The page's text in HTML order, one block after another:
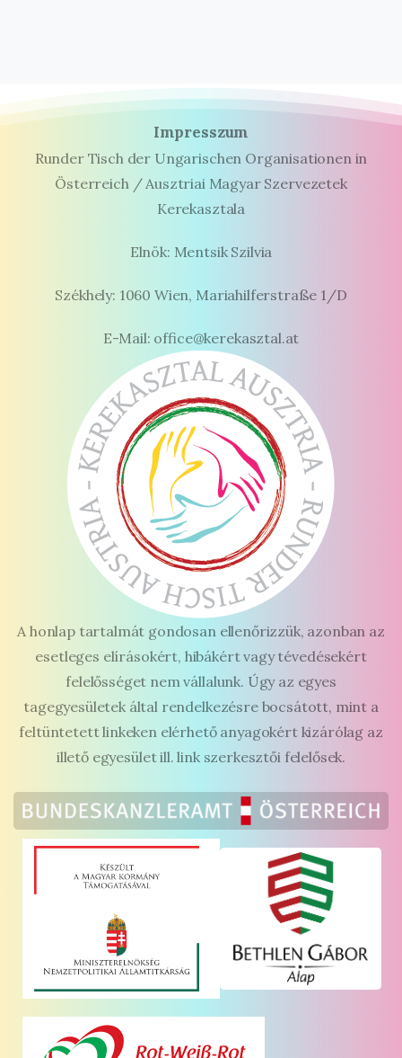
Impresszum
Runder Tisch der Ungarischen Organisationen in
Österreich / Ausztriai Magyar Szervezetek
Kerekasztala
Elnök: Mentsik Szilvia
Székhely: 1060 Wien, Mariahilferstraße 1/D
E-Mail: office@kerekasztal.at
A honlap tartalmát gondosan ellenőrizzük, azonban az
esetleges elírásokért, hibákért vagy tévedésekért
felelősséget nem vállalunk. Úgy az egyes
tagegyesületek által rendelkezésre bocsátott, mint a
feltüntetett linkeken elérhető anyagokért kizárólag az
illető egyesület ill. link szerkesztői felelősek.